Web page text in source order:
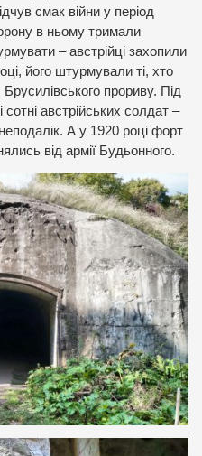
смак війни у період
в ньому тримали
– австрійці захопили
його штурмували ті, хто
прориву. Під
австрійських солдат –
А у 1920 році форт
від армії Будьонного.